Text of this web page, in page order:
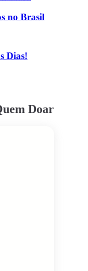
no Brasil
Dias!
Doar